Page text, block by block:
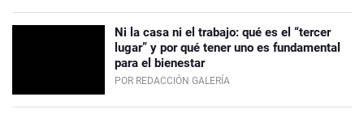
Ni la casa ni el trabajo: qué es el “tercer
lugar” y por qué tener uno es fundamental
para el bienestar
POR REDACCIÓN GALERÍA